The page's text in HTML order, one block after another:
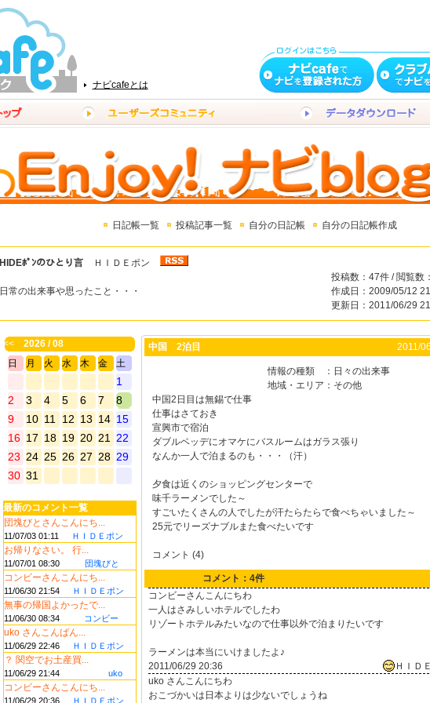
ナビcafeとは
日記帳一覧 投稿記事一覧 自分の日記帳 自分の日記帳作成
HIDEﾎﾟﾝのひとり言 ＨＩＤＥポン
日常の出来事や思ったこと・・・
投稿数：47件 / 閲覧数
作成日：2009/05/12
更新日：2011/06/29
<<
2026 / 08
日
月 火 水 木 金 土
1
2
3 4 5 6 7
8
9
10 11 12 13 14 15
16 17 18 19 20 21
22
23 24 25 26 27 28 29
30 31
最新のコメント一覧
団塊びとさんこんにち...
11/07/03 01:11 ＨＩＤＥポン
お帰りなさい。 行...
11/07/01 08:30 団塊びと
コンビーさんこんにち...
11/06/30 21:54 ＨＩＤＥポン
無事の帰国よかったで...
11/06/30 08:34 コンビー
uko さんこんばん...
11/06/29 22:46 ＨＩＤＥポン
？ 関空でお土産買...
11/06/29 21:44 uko
コンビーさんこんにち...
11/06/29 20:36 ＨＩＤＥポン
中国 2泊目 2011/
情報の種類 ： 日々の出来事
地域・エリア ： その他
中国2日目は無錫で仕事
仕事はさておき
宣興市で宿泊
ダブルベッデにオマケにバスルームはガラス張り
なんか一人で泊まるのも・・・（汗）
夕食は近くのショッピングセンターで
味千ラーメンでした～
すごいたくさんの人でしたが汗たらたらで食べちゃいました～
25元でリーズナブルまた食べたいです
コメント (4)
コメント：4件
コンビーさんこんにちわ
一人はさみしいホテルでしたわ
リゾートホテルみたいなので仕事以外で泊まりたいです
ラーメンは本当にいけましたよ♪
2011/06/29 20:36
ＨＩＤ
uko さんこんにちわ
おこづかいは日本よりは少ないでしょうね